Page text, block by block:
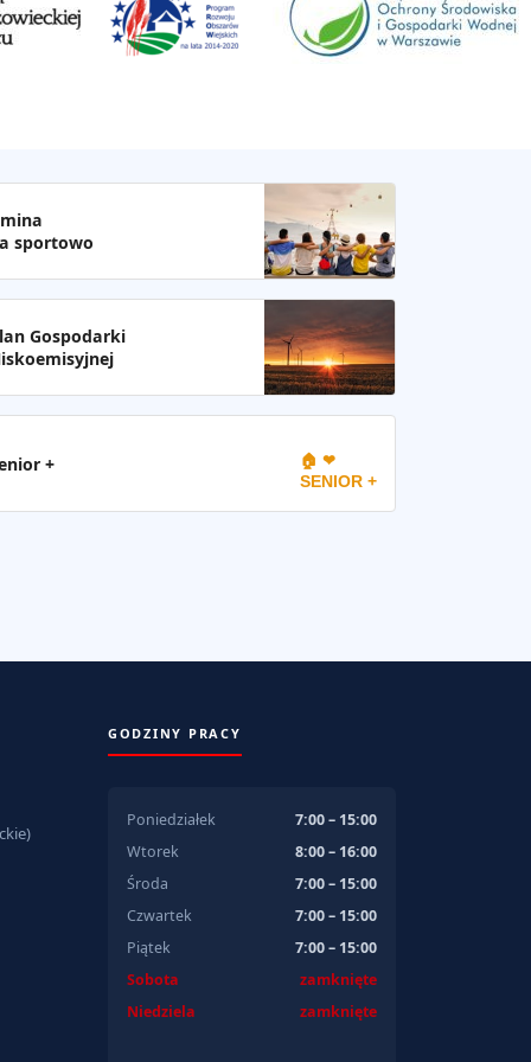
sportowo
Gospodarki
+ 🏠 ❤
SENIOR +
GODZINY PRACY
Poniedziałek
7:00 – 15:00
Wtorek
8:00 – 16:00
Środa
7:00 – 15:00
Czwartek
7:00 – 15:00
Piątek
7:00 – 15:00
Sobota
zamknięte
Niedziela
zamknięte